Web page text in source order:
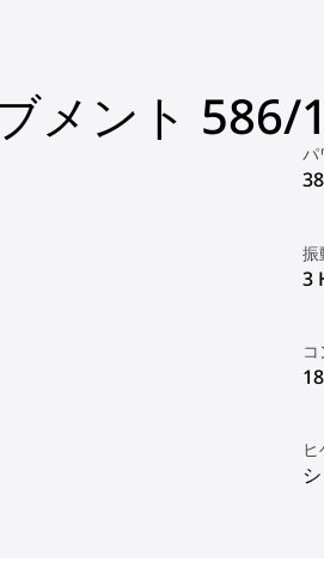
メント 586/
パ
振
3